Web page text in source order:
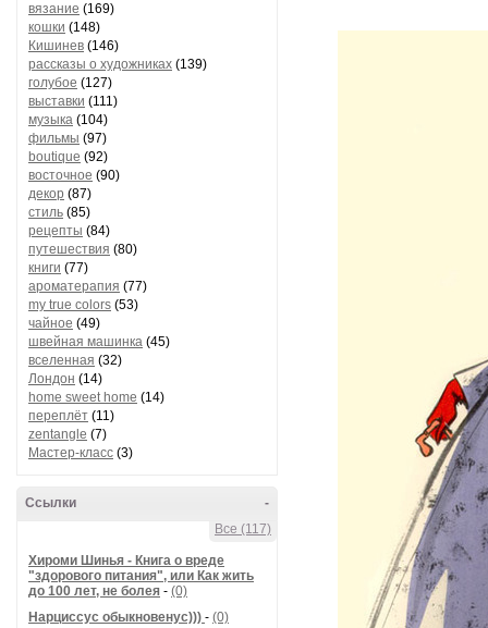
вязание (169)
кошки (148)
Кишинев (146)
рассказы о художниках (139)
голубое (127)
выставки (111)
музыка (104)
фильмы (97)
boutique (92)
восточное (90)
декор (87)
стиль (85)
рецепты (84)
путешествия (80)
книги (77)
ароматерапия (77)
my true colors (53)
чайное (49)
швейная машинка (45)
вселенная (32)
Лондон (14)
home sweet home (14)
переплёт (11)
zentangle (7)
Мастер-класс (3)
-
Ссылки
Все (117)
Хироми Шинья - Книга о вреде
"здорового питания", или Как жить
до 100 лет, не болея - (0)
Нарциссус обыкновенус))) - (0)